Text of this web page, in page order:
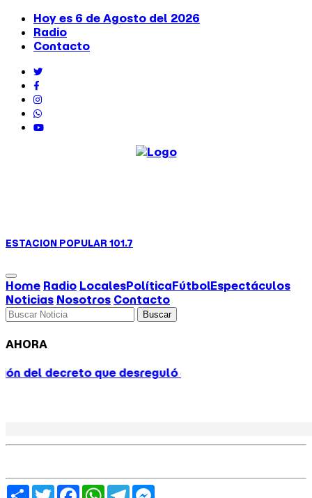
Hoy es 6 de Agosto del 2026
Radio
Contacto
ESTACION POPULAR 101.7
Home Radio LocalesPolíticaFútbolEspectáculos
Noticias Nosotros Contacto
Buscar
AHORA
el servicio de prácticos tras el conflicto portuario
ShareTwitterFacebook
WhatsApp
Telegram